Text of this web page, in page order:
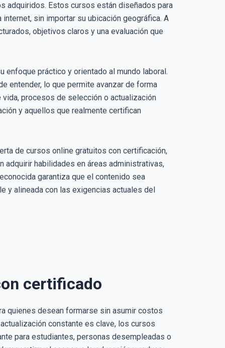
adquiridos. Estos cursos están diseñados para
sin importar su ubicación geográfica. A
objetivos claros y una evaluación que
práctico y orientado al mundo laboral.
entender, lo que permite avanzar de forma
procesos de selección o actualización
y aquellos que realmente certifican
de cursos online gratuitos con certificación,
habilidades en áreas administrativas,
garantiza que el contenido sea
y alineada con las exigencias actuales del
certificado
quienes desean formarse sin asumir costos
constante es clave, los cursos
para estudiantes, personas desempleadas o